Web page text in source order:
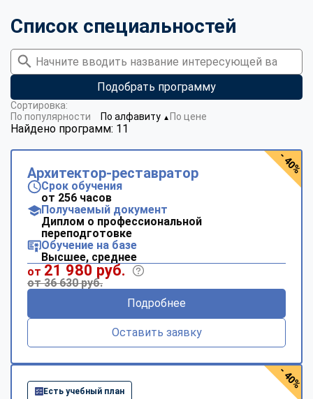
Список специальностей
Подобрать программу
Найдено программ: 11
Сортировка:
По популярности
По алфавиту ▼ По цене
Архитектор-реставратор
Срок обучения
от 256 часов
Получаемый документ
Диплом о профессиональной
переподготовке
Обучение на базе
Высшее, среднее
от 21 980 руб.
от 36 630 руб.
Подробнее
Оставить заявку
- 40%
Есть учебный план
- 40%